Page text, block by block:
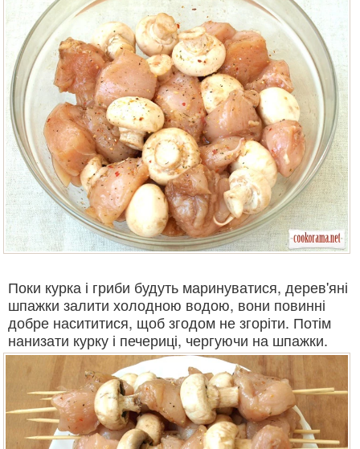
Поки курка і гриби будуть маринуватися, дерев'яні
шпажки залити холодною водою, вони повинні
добре насититися, щоб згодом не згоріти. Потім
нанизати курку і печериці, чергуючи на шпажки.